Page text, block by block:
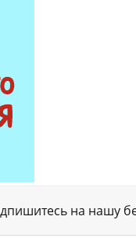
на нашу